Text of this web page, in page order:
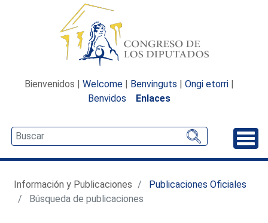
Bienvenidos | Welcome | Benvinguts | Ongi etorri |
Benvidos
Enlaces
Información y Publicaciones
Publicaciones Oficiales
Búsqueda de publicaciones